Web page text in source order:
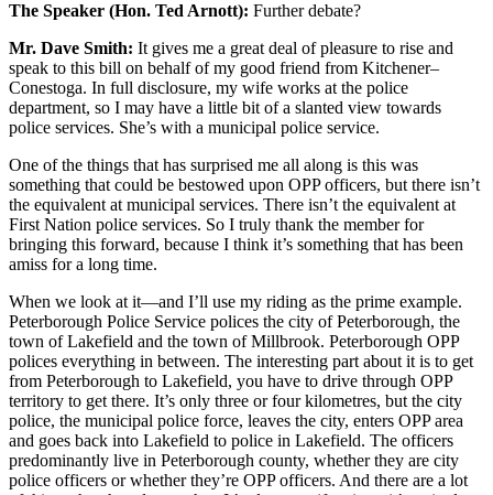
The Speaker (Hon. Ted Arnott): Further debate?
Mr. Dave Smith: It gives me a great deal of pleasure to rise and
speak to this bill on behalf of my good friend from Kitchener–
Conestoga. In full disclosure, my wife works at the police
department, so I may have a little bit of a slanted view towards
police services. She’s with a municipal police service.
One of the things that has surprised me all along is this was
something that could be bestowed upon OPP officers, but there isn’t
the equivalent at municipal services. There isn’t the equivalent at
First Nation police services. So I truly thank the member for
bringing this forward, because I think it’s something that has been
amiss for a long time.
When we look at it—and I’ll use my riding as the prime example.
Peterborough Police Service polices the city of Peterborough, the
town of Lakefield and the town of Millbrook. Peterborough OPP
polices everything in between. The interesting part about it is to get
from Peterborough to Lakefield, you have to drive through OPP
territory to get there. It’s only three or four kilometres, but the city
police, the municipal police force, leaves the city, enters OPP area
and goes back into Lakefield to police in Lakefield. The officers
predominantly live in Peterborough county, whether they are city
police officers or whether they’re OPP officers. And there are a lot